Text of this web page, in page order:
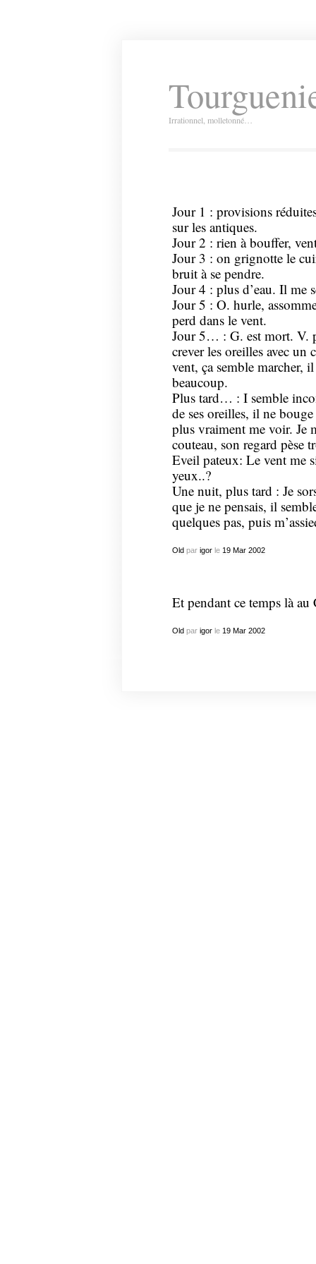
Irrationnel, molletonné…
Jour 1 : provisions
sur les antiques.
Jour 2 : rien à bouffer,
Jour 3 : on grignotte le
bruit à se pendre.
Jour 4 : plus d’eau. Il me
Jour 5 : O. hurle,
perd dans le vent.
Jour 5… : G. est mort. V.
crever les oreilles avec un
vent, ça semble marcher,
beaucoup.
Plus tard… : I semble
de ses oreilles, il ne bouge
plus vraiment me voir. Je
couteau, son regard pèse
Eveil pateux: Le vent me
yeux..?
Une nuit, plus tard : Je
que je ne pensais, il
quelques pas, puis
Oldpar igorle 19 Mar 2002
Et pendant ce temps là
Oldpar igorle 19 Mar 2002